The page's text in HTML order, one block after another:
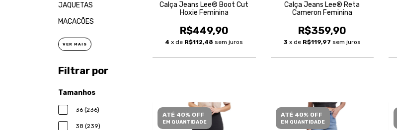
JAQUETAS
MACACÕES
VER MAIS
Filtrar por
Tamanhos
36 (236)
38 (239)
Calça Jeans Lee® Boot Cut
Hoxie Feminina
R$449,90
4 x de R$112,48 sem juros
Calça Jeans Lee® Reta
Cameron Feminina
R$359,90
3 x de R$119,97 sem juros
ATÉ 40% OFF
EM QUANTIDADE
ATÉ 40% OFF
EM QUANTIDADE